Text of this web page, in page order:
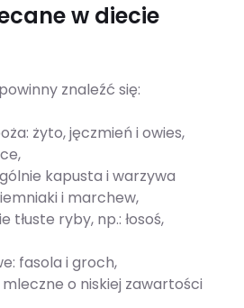
w diecie
znaleźć się:
żyto, jęczmień i owies,
kapusta i warzywa
i marchew,
tłuste ryby, np.: łosoś,
fasola i groch,
o niskiej zawartości